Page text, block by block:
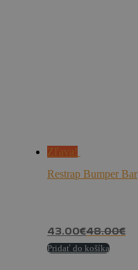
Zľava!
Restrap Bumper Bar
43.00€48.00€
Pridať do košíka